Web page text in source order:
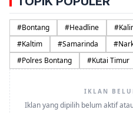
#Bontang #Headline #
#Kaltim #Samarinda #
#Polres Bontang #Kutai Timur
IKLAN
Iklan yang dipilih belum aktif